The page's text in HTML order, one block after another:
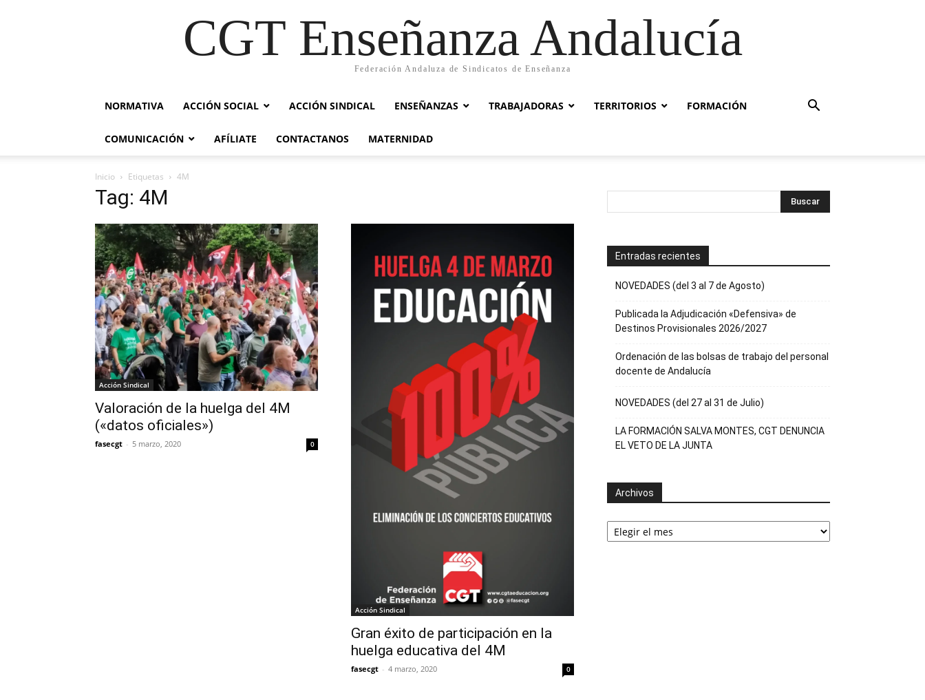
CGT Enseñanza Andalucía
Federación Andaluza de Sindicatos de Enseñanza
NORMATIVA ACCIÓN SOCIAL ACCIÓN SINDICAL ENSEÑANZAS TRABAJADORAS TERRITORIOS FORMACIÓN
COMUNICACIÓN AFÍLIATE CONTACTANOS MATERNIDAD
Inicio Etiquetas 4M
Tag: 4M
Acción Sindical
Valoración de la huelga del 4M
(«datos oficiales»)
fasecgt - 5 marzo, 2020 0
Acción Sindical
Gran éxito de participación en la
huelga educativa del 4M
fasecgt - 4 marzo, 2020 0
Entradas recientes
NOVEDADES (del 3 al 7 de Agosto)
Publicada la Adjudicación «Defensiva» de
Destinos Provisionales 2026/2027
Ordenación de las bolsas de trabajo del personal
docente de Andalucía
NOVEDADES (del 27 al 31 de Julio)
LA FORMACIÓN SALVA MONTES, CGT DENUNCIA
EL VETO DE LA JUNTA
Archivos
Archivos